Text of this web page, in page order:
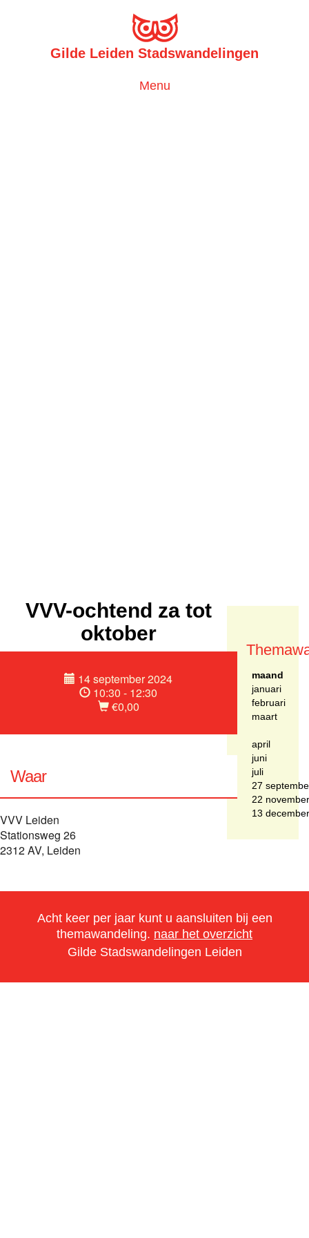
Gilde Leiden Stadswandelingen
Toggle
Menu
VVV-ochtend za tot
oktober
14 september 2024
10:30 - 12:30
€0,00
Waar
VVV Leiden
Stationsweg 26
2312 AV, Leiden
maand
januari
februari
maart
april
juni
juli
27
22 november
13 december
Acht keer per jaar kunt u aansluiten bij een
themawandeling. naar het overzicht
Gilde Stadswandelingen Leiden